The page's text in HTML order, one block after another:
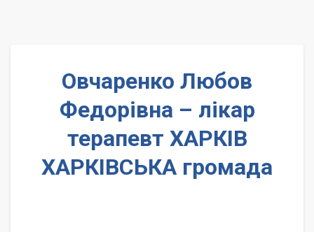
Овчаренко Любов
Федорівна – лікар
терапевт ХАРКІВ
ХАРКІВСЬКА громада